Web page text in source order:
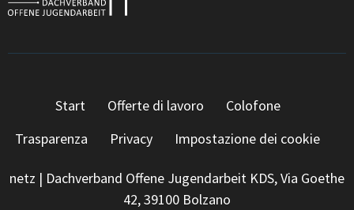
Start Offerte di lavoro
Colofone
Trasparenza
Privacy Impostazione dei cookie
netz | Dachverband Offene Jugendarbeit KDS, Via Goethe
42, 39100 Bolzano